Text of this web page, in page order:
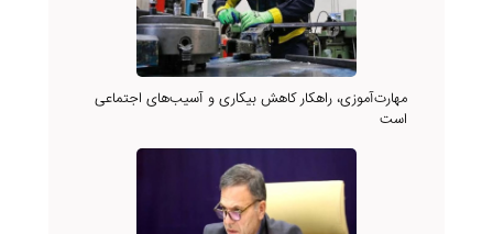
مهارت‌آموزی، راهکار کاهش بیکاری و آسیب‌های اجتماعی
است